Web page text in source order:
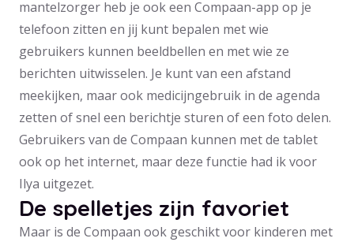
mantelzorger heb je ook een Compaan-app op je
telefoon zitten en jij kunt bepalen met wie
gebruikers kunnen beeldbellen en met wie ze
berichten uitwisselen. Je kunt van een afstand
meekijken, maar ook medicijngebruik in de agenda
zetten of snel een berichtje sturen of een foto delen.
Gebruikers van de Compaan kunnen met de tablet
ook op het internet, maar deze functie had ik voor
Ilya uitgezet.
De spelletjes zijn favoriet
Maar is de Compaan ook geschikt voor kinderen met